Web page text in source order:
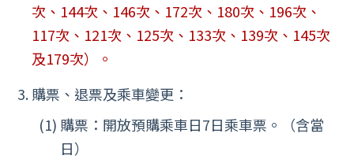
次、144次、146次、172次、180次、196次、
117次、121次、125次、133次、139次、145次
及179次）。
購票、退票及乘車變更：
購票：開放預購乘車日7日乘車票。（含當
日）